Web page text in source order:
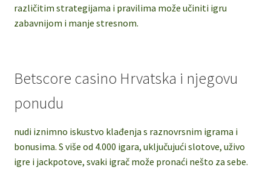
različitim strategijama i pravilima može učiniti igru
zabavnijom i manje stresnom.
Betscore casino Hrvatska i njegovu
ponudu
nudi iznimno iskustvo klađenja s raznovrsnim igrama i
bonusima. S više od 4.000 igara, uključujući slotove, uživo
igre i jackpotove, svaki igrač može pronaći nešto za sebe.